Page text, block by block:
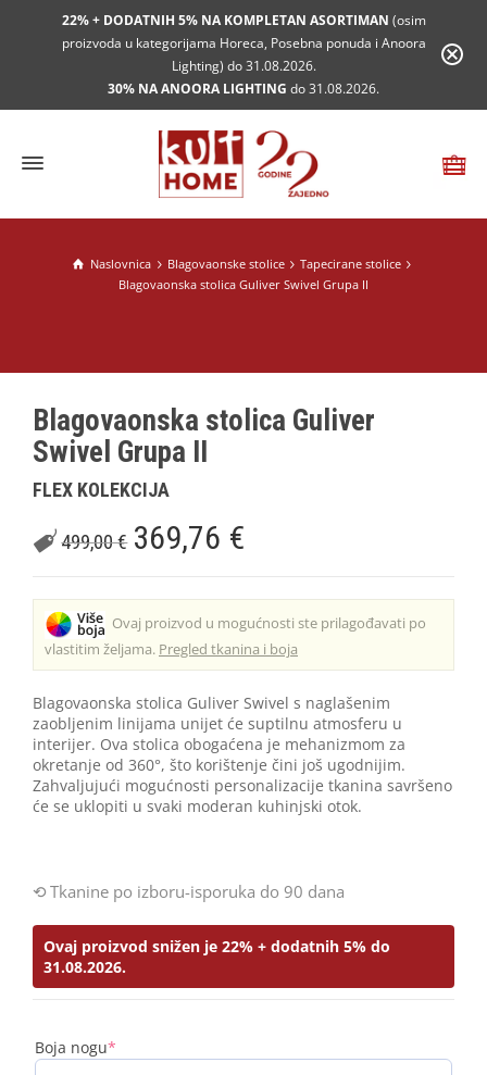
22% + DODATNIH 5% NA KOMPLETAN ASORTIMAN (osim
proizvoda u kategorijama Horeca, Posebna ponuda i Anoora
Lighting) do 31.08.2026.
30% NA ANOORA LIGHTING do 31.08.2026.
Naslovnica Blagovaonske stolice
Tapecirane stolice
Blagovaonska stolica Guliver Swivel Grupa II
Blagovaonska stolica Guliver
Swivel Grupa II
FLEX KOLEKCIJA
499,00€ 369,76 €
Ovaj proizvod u mogućnosti ste prilagođavati po
vlastitim željama. Pregled tkanina i boja
Blagovaonska stolica Guliver Swivel s naglašenim
zaobljenim linijama unijet će suptilnu atmosferu u
interijer. Ova stolica obogaćena je mehanizmom za
okretanje od 360°, što korištenje čini još ugodnijim.
Zahvaljujući mogućnosti personalizacije tkanina savršeno
će se uklopiti u svaki moderan kuhinjski otok.
Tkanine po izboru-isporuka do 90 dana
Ovaj proizvod snižen je 22% + dodatnih 5% do
31.08.2026.
Boja nogu*